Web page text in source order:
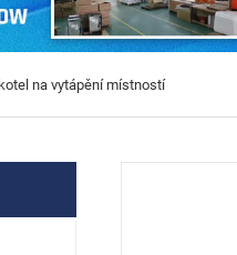
na vytápění místností